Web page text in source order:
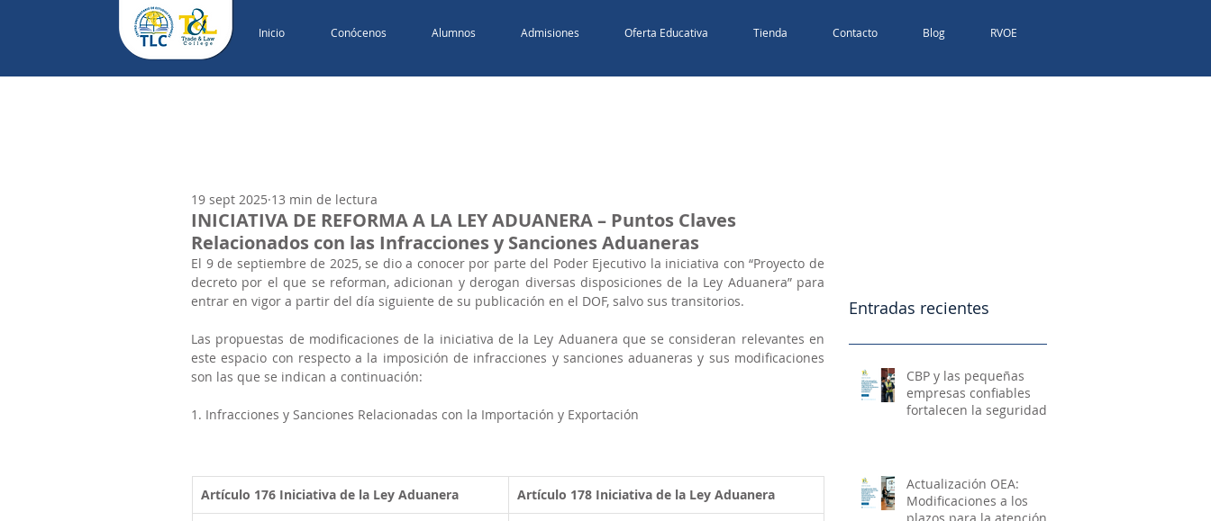
Inicio Conócenos Alumnos Admisiones Oferta Educativa Tienda Contacto Blog RVOE
INICIATIVA DE REFORMA A LA LEY ADUANERA – Puntos Claves
Relacionados con las Infracciones y Sanciones Aduaneras
19 sept 2025 13 min de lectura
El 9 de septiembre de 2025, se dio a conocer por parte del Poder Ejecutivo la iniciativa con “Proyecto de
decreto por el que se reforman, adicionan y derogan diversas disposiciones de la Ley Aduanera” para
entrar en vigor a partir del día siguiente de su publicación en el DOF, salvo sus transitorios.
Las propuestas de modificaciones de la iniciativa de la Ley Aduanera que se consideran relevantes en
este espacio con respecto a la imposición de infracciones y sanciones aduaneras y sus modificaciones
son las que se indican a continuación:
1. Infracciones y Sanciones Relacionadas con la Importación y Exportación
Artículo 176 Iniciativa de la Ley Aduanera Artículo 178 Iniciativa de la Ley Aduanera
Entradas recientes
CBP y las pequeñas
empresas confiables
fortalecen la seguridad
Actualización OEA:
Modificaciones a los